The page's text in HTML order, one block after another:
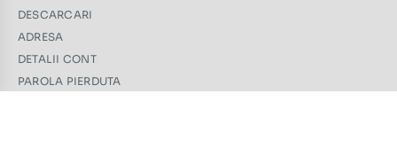
DESCARCARI
ADRESA
DETALII CONT
PAROLA PIERDUTA